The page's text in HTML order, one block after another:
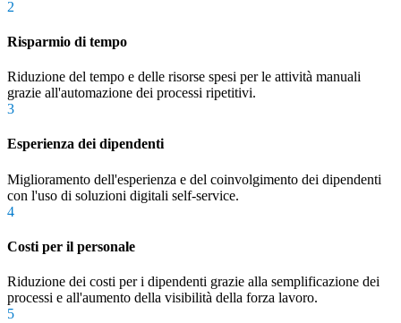
2
Risparmio di tempo
Riduzione del tempo e delle risorse spesi per le attività manuali
grazie all'automazione dei processi ripetitivi.
3
Esperienza dei dipendenti
Miglioramento dell'esperienza e del coinvolgimento dei dipendenti
con l'uso di soluzioni digitali self-service.
4
Costi per il personale
Riduzione dei costi per i dipendenti grazie alla semplificazione dei
processi e all'aumento della visibilità della forza lavoro.
5